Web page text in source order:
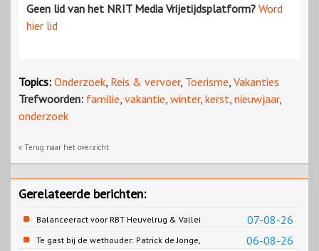
Geen lid van het NRIT Media Vrijetijdsplatform? Word
hier lid
Topics: Onderzoek, Reis & vervoer, Toerisme, Vakanties
Trefwoorden: familie, vakantie, winter, kerst, nieuwjaar,
onderzoek
« Terug naar het overzicht
Gerelateerde berichten:
07-08-26
Balanceeract voor RBT Heuvelrug & Vallei
06-08-26
Te gast bij de wethouder: Patrick de Jonge,